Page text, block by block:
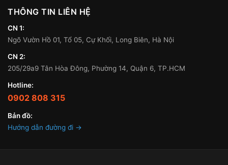
THÔNG TIN LIÊN HỆ
CN 1:
Ngõ Vườn Hồ 01, Tổ 05, Cự Khối, Long Biên, Hà Nội
CN 2:
205/29a9 Tân Hòa Đông, Phường 14, Quận 6, TP.HCM
Hotline:
0902 808 315
Bản đồ:
Hướng dẫn đường đi →